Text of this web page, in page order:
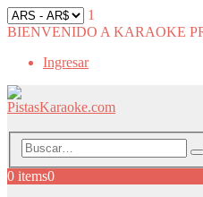
1
BIENVENIDO A KARAOKE
Ingresar
0 items0